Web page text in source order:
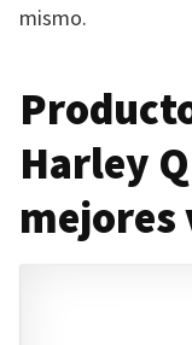
mismo.
Harley
mejores